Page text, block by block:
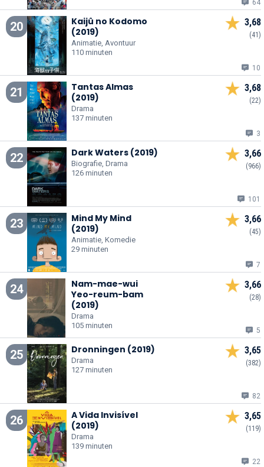
64
20
Kaijû no Kodomo
(2019)
Animatie, Avontuur
110 minuten
3,68
(41)
10
21
Tantas Almas
(2019)
Drama
137 minuten
3,68
(22)
3
22 Dark Waters (2019)
Biografie, Drama
126 minuten
3,66
(966)
101
23
Mind My Mind
(2019)
Animatie, Komedie
29 minuten
3,66
(45)
7
24
Nam-mae-wui
Yeo-reum-bam
(2019)
Drama
105 minuten
3,66
(28)
5
25 Dronningen (2019)
Drama
127 minuten
3,65
(382)
82
26
A Vida Invisível
(2019)
Drama
139 minuten
3,65
(119)
22